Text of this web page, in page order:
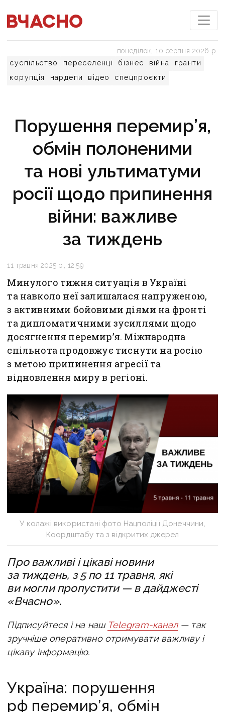
суспільство переселенці бізнес війна
гранти
корупція
нардепи відео спецпроєкти
понеділок, 10 серпня 2026 р.
Порушення перемир’я,
обмін полоненими
та нові ультиматуми
росії щодо припинення
війни: важливе
за тиждень
11 травня 2025 р., 12:59
Минулого тижня ситуація в Україні
та навколо неї залишалася напруженою,
з активними бойовими діями на фронті
та дипломатичними зусиллями щодо
досягнення перемир’я. Міжнародна
спільнота продовжує тиснути на росію
з метою припинення агресії та
відновлення миру в регіоні.
У колажі використані фото Нацполіції Донеччини,
Коордштабу та з відкритих джерел
Про важливі і цікаві новини
за тиждень, з 5 по 11 травня, які
ви могли пропустити — в дайджесті
«Вчасно».
Підписуйтеся і на наш Telegram-канал— так
зручніше оперативно отримувати важливу і
цікаву інформацію.
Україна: порушення
рф перемир’я, обмін